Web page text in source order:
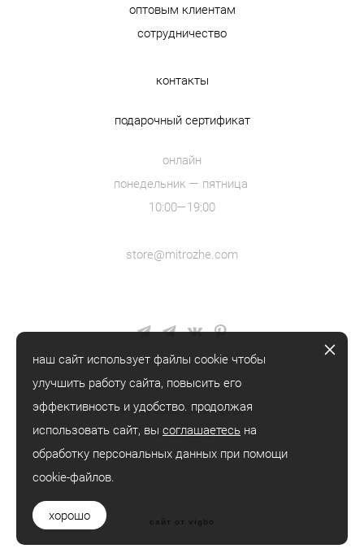
оптовым клиентам
сотрудничество
контакты
подарочный сертификат
онлайн
понедельник — пятница
10:00—19:00
store@mitrozhe.com
© mitrozhe, 2018—2026
® mitrozhe
сайт от vigbo
наш сайт использует файлы cookie чтобы
улучшить работу сайта, повысить его
эффективность и удобство. продолжая
использовать сайт, вы соглашаетесь на
обработку персональных данных при помощи
cookie-файлов.
хорошо